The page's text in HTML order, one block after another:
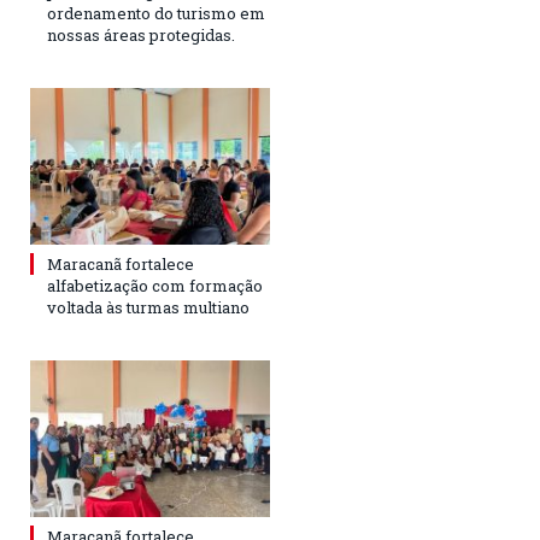
ordenamento do turismo em
nossas áreas protegidas.
Maracanã fortalece
alfabetização com formação
voltada às turmas multiano